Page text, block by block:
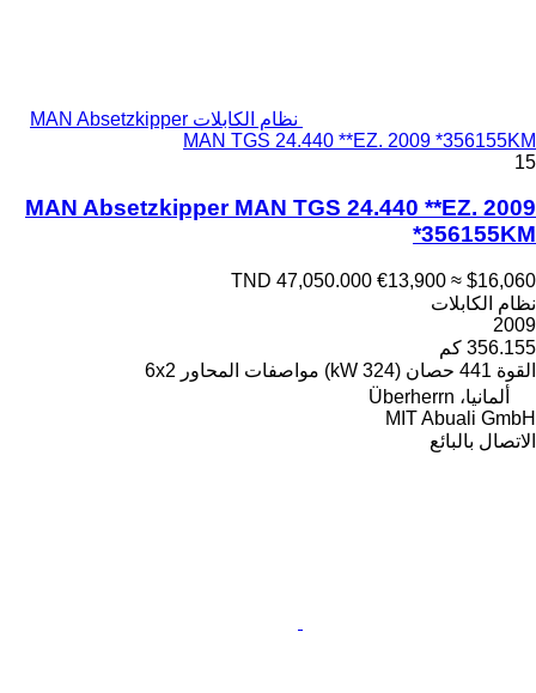
نظام الكابلات MAN Absetzkipper
MAN TGS 24.440 **EZ. 2009 *356155KM
15
MAN Absetzkipper MAN TGS 24.440 **EZ. 2009
*356155KM
TND 47,050.000 €13,900 ≈ $16,060
نظام الكابلات
2009
356.155 كم
القوة 441 حصان (324 kW) مواصفات المحاور 6x2
ألمانيا، Überherrn
MIT Abuali GmbH
الاتصال بالبائع